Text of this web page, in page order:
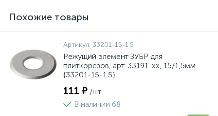
Похожие товары
Артикул: 33201-15-1.5
Режущий элемент ЗУБР для
плиткорезов, арт. 33191-хх, 15/1,5мм
{33201-15-1.5}
111 ₽ /шт
В наличии 68